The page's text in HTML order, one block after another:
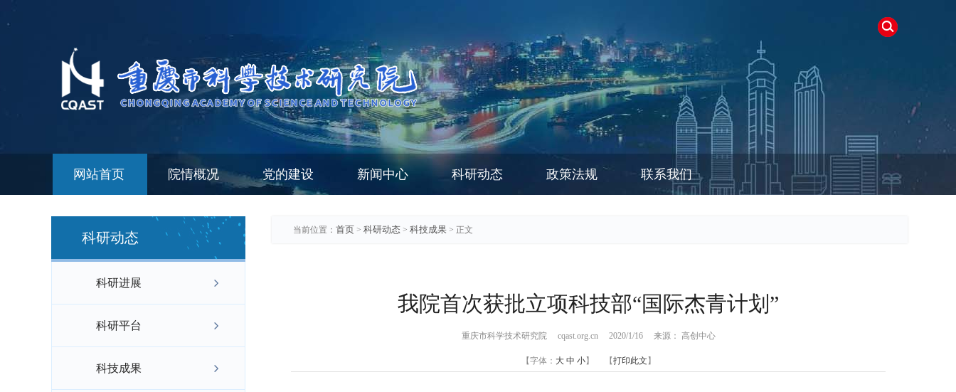
网站首页 院情概况 党的建设 新闻中心 科研动态 政策法规 联系我们
科研动态
科研进展
科研平台
科技成果
当前位置： 首页 > 科研动态 > 科技成果 > 正文
我院首次获批立项科技部“国际杰青计划”
重庆市科学技术研究院 cqast.org.cn 2020/1/16 来源： 高创中心
【字体： 大 中 小】 【打印此文 】